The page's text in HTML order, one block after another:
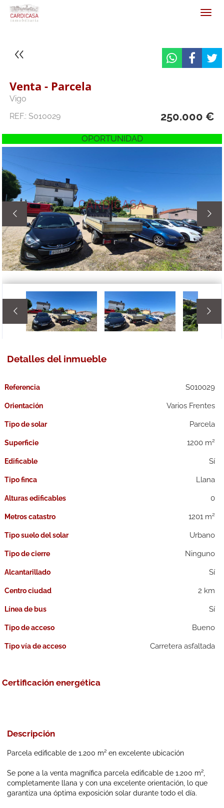
Venta - Parcela
Vigo
REF.: S010029
250.000 €
OPORTUNIDAD


 
Detalles del inmueble
Referencia S010029
Orientación Varios Frentes
Tipo de solar Parcela
Superficie 1200 m2
Edificable
Tipo finca Llana
Alturas edificables 0
Metros catastro 1201 m2
Tipo suelo del solar Urbano
Tipo de cierre Ninguno
Alcantarillado
Centro ciudad 2 km
Línea de bus
Tipo de acceso Bueno
Tipo vía de acceso Carretera asfaltada
Certificación energética
Descripción
Parcela edificable de 1.200 m² en excelente ubicación
Se pone a la venta magnífica parcela edificable de 1.200 m²,
completamente llana y con una excelente orientación, lo que
garantiza una óptima exposición solar durante todo el día.